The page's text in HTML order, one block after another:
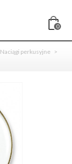
0
Naciągi perkusyjne >